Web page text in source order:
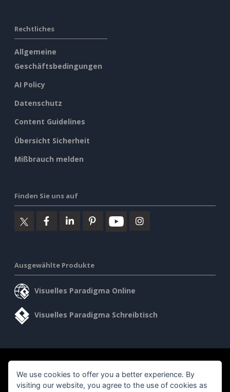
Rechtliches
Allgemeine
Geschäftsbedingungen
AI Policy
Datenschutz
Content Guidelines
Übersicht Sicherheit
Mißbrauch melden
Finden Sie uns auf
Ausgewählte Produkte
Visuelles Paradigma Online
Visuelles Paradigma Schreibtisch
Allgemeine Geschäftsbedingungen AI Policy
We use cookies to offer you a better experience. By
visiting our website, you agree to the use of cookies as